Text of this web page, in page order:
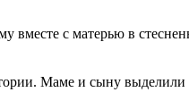
с матерью в
Маме и сыну